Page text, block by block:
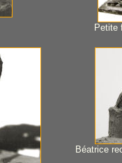
Petite
Béatrice